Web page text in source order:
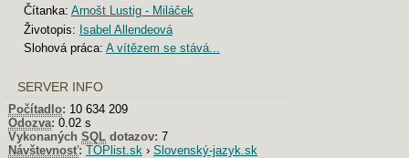
Čítanka: Arnošt Lustig - Miláček
Životopis: Isabel Allendeová
Slohová práca: A vítězem se stává...
SERVER INFO
Počítadlo: 10 634 209
Odozva: 0.02 s
Vykonaných SQL dotazov: 7
Návštevnosť: TOPlist.sk › Slovenský-jazyk.sk